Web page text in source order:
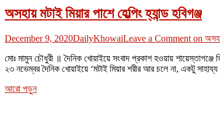
অসহায় মটাই মিয়ার পাশে হেল্পিং হ্যান্ড হবিগঞ্জ
December 9, 2020DailyKhowaiLeave a Comment on
মোঃ মামুন চৌধুরী ॥ দৈনিক খোয়াইয়ে সংবাদ প্রকাশ হওয়ায়
২৩ নভেম্বর দৈনিক খোয়াইয়ে ‘মটাই মিয়ার শরীর আর চলে না, একটু
আরো পড়ুন